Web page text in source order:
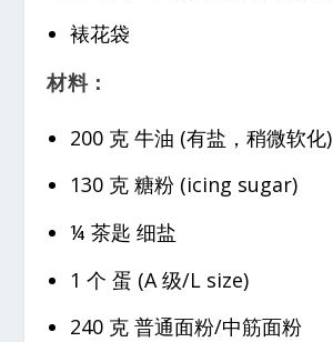
裱花袋
材料：
200 克 牛油 (有盐，稍微软化)
130 克 糖粉 (icing sugar)
¼ 茶匙 细盐
1 个 蛋 (A 级/L size)
240 克 普通面粉/中筋面粉